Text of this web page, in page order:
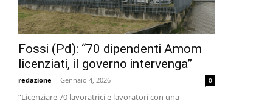
Fossi (Pd): “70 dipendenti Amom
licenziati, il governo intervenga”
redazione - Gennaio 4, 2026 0
“Licenziare 70 lavoratrici e lavoratori con una